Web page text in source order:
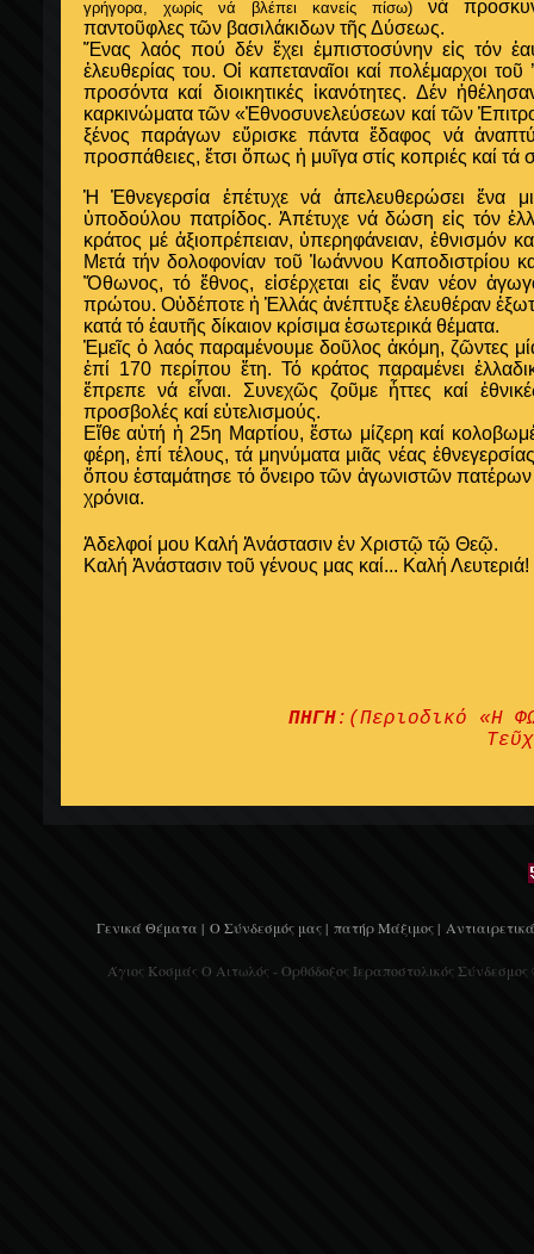
γρήγορα, χωρίς νά βλέπει κανείς πίσω) νά
παντοῦφλες τῶν βασιλάκιδων τῆς Δύσεως.
Ἕνας λαός πού δέν ἔχει ἐμπιστοσύνην εἰς τόν
ἐλευθερίας του. Οἱ καπεταναῖοι καί πολέμαρχοι τοῦ
προσόντα καί διοικητικές ἱκανότητες. Δέν
καρκινώματα τῶν «Ἐθνοσυνελεύσεων καί τῶν
ξένος παράγων εὕρισκε πάντα ἔδαφος νά
προσπάθειες, ἔτσι ὅπως ἡ μυῖγα στίς κοπριές καί τά
Ἡ Ἐθνεγερσία ἐπέτυχε νά ἀπελευθερώσει ἕνα
ὑποδούλου πατρίδος. Ἀπέτυχε νά δώση εἰς τόν
κράτος μέ ἀξιοπρέπειαν, ὑπερηφάνειαν, ἐθνισμόν
Μετά τήν δολοφονίαν τοῦ Ἰωάννου Καποδιστρίου
Ὄθωνος, τό ἔθνος, εἰσέρχεται εἰς ἕναν νέον
πρώτου. Οὐδέποτε ἡ Ἑλλάς ἀνέπτυξε ἐλευθέραν
κατά τό ἑαυτῆς δίκαιον κρίσιμα ἐσωτερικά θέματα.
Ἐμεῖς ὁ λαός παραμένουμε δοῦλος ἀκόμη, ζῶντες
ἐπί 170 περίπου ἔτη. Τό κράτος παραμένει
ἔπρεπε νά εἶναι. Συνεχῶς ζοῦμε ἦττες καί
προσβολές καί εὐτελισμούς.
Εἴθε αὐτή ἡ 25η Μαρτίου, ἔστω μίζερη καί
φέρη, ἐπί τέλους, τά μηνύματα μιᾶς νέας
ὅπου ἐσταμάτησε τό ὄνειρο τῶν ἀγωνιστῶν
χρόνια.
Ἀδελφοί μου Καλή Ἀνάστασιν ἐν Χριστῷ τῷ Θεῷ.
Καλή Ἀνάστασιν τοῦ γένους μας καί... Καλή Λευτεριά!
ΠΗΓΗ:(Περιοδικό «Η
Γενικά Θέματα | Ο Σύνδεσμός μας | πατήρ Μάξιμος |
Άγιος Κοσμάς Ο Αιτωλός - Ορθόδοξος Ιεραποστολικός